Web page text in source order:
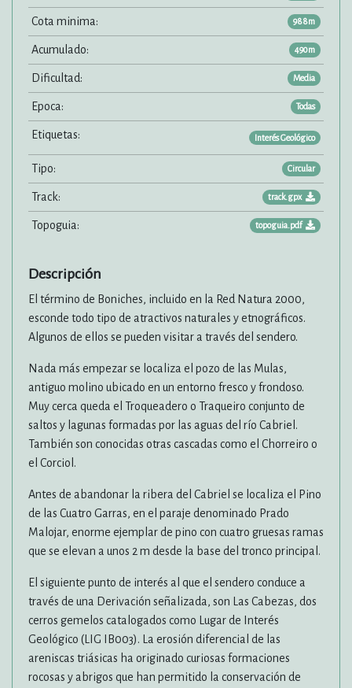
Cota minima: 988m
Acumulado: 490m
Dificultad: Media
Epoca: Todas
Etiquetas: Interés Geológico
Tipo: Circular
Track: track.gpx
Topoguia: topoguia.pdf
Descripción
El término de Boniches, incluido en la Red Natura 2000,
esconde todo tipo de atractivos naturales y etnográficos.
Algunos de ellos se pueden visitar a través del sendero.
Nada más empezar se localiza el pozo de las Mulas,
antiguo molino ubicado en un entorno fresco y frondoso.
Muy cerca queda el Troqueadero o Traqueiro conjunto de
saltos y lagunas formadas por las aguas del río Cabriel.
También son conocidas otras cascadas como el Chorreiro o
el Corciol.
Antes de abandonar la ribera del Cabriel se localiza el Pino
de las Cuatro Garras, en el paraje denominado Prado
Malojar, enorme ejemplar de pino con cuatro gruesas ramas
que se elevan a unos 2 m desde la base del tronco principal.
El siguiente punto de interés al que el sendero conduce a
través de una Derivación señalizada, son Las Cabezas, dos
cerros gemelos catalogados como Lugar de Interés
Geológico (LIG IB003). La erosión diferencial de las
areniscas triásicas ha originado curiosas formaciones
rocosas y abrigos que han permitido la conservación de